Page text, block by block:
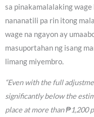
sa pinakamalalaking
nananatili pa rin itong
wage na ngayon ay
masuportahan ng isang
limang miyembro.
“Even with the full
significantly below the
place at more than ₱1,200